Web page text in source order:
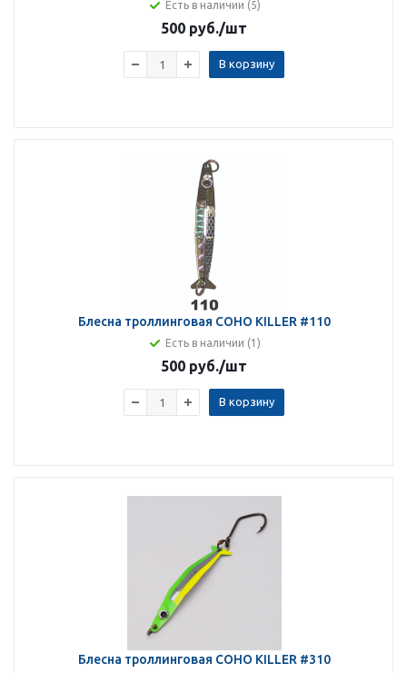
Есть в наличии (5)
500 руб./шт
В корзину
Блесна троллинговая COHO KILLER #110
Есть в наличии (1)
500 руб./шт
В корзину
Блесна троллинговая COHO KILLER #310